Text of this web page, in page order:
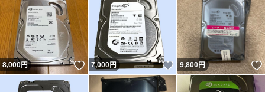
8,000円 いいね！
7,000円 いいね！
9,800円